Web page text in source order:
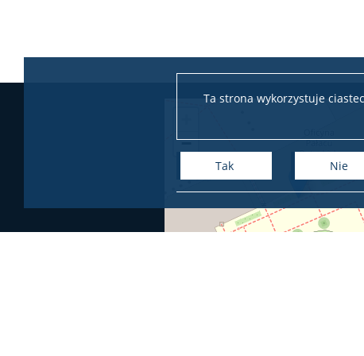
Ta strona wykorzystuje
Tak Nie
−